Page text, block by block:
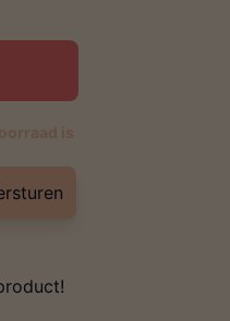
is